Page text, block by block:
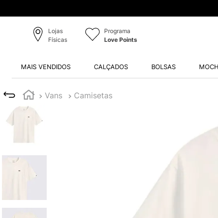
Lojas
Físicas
Programa
Love Points
MAIS VENDIDOS CALÇADOS BOLSAS
Vans Camisetas